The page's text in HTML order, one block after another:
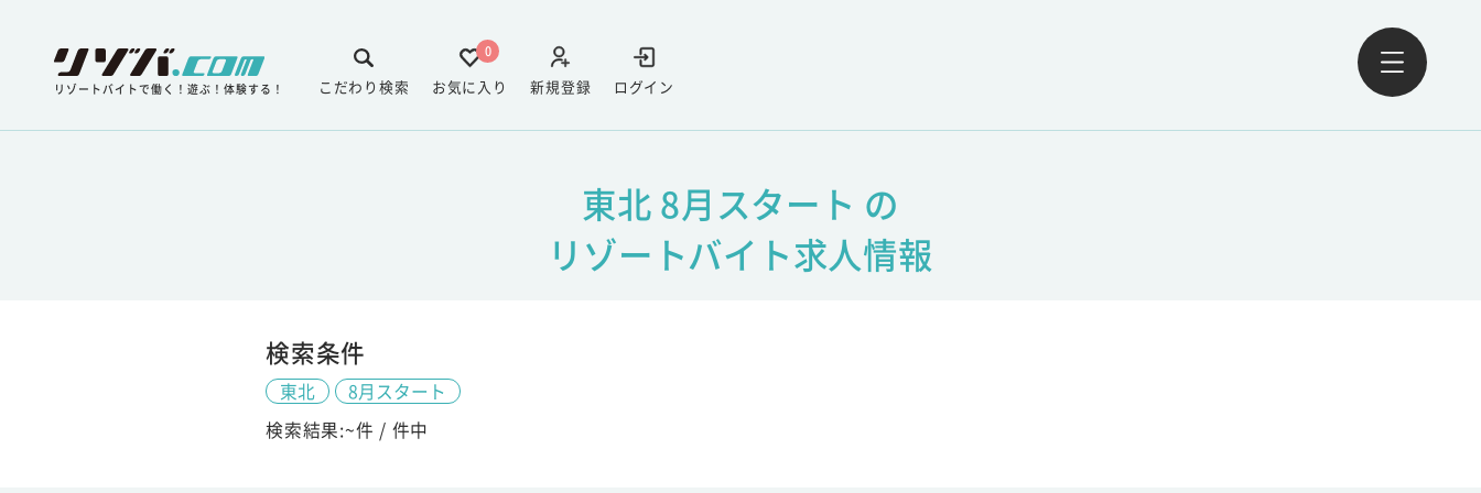
リゾートバイトで働く！遊ぶ！体験する！ ログイン
新規登録
0
お気に入り
こだわり検索
東北 8月スタート の
リゾートバイト求人情報
検索条件
東北
8月スタート
検索結果:~件 / 件中